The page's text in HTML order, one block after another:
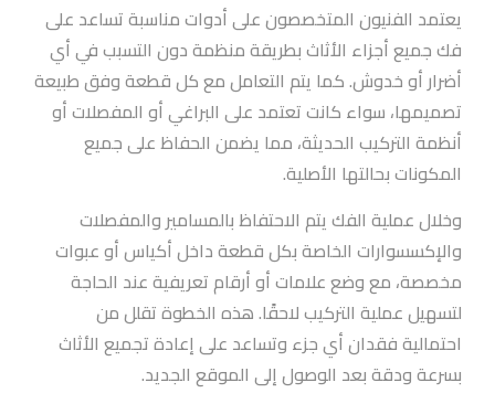
يعتمد الفنيون المتخصصون على أدوات مناسبة تساعد على
فك جميع أجزاء الأثاث بطريقة منظمة دون التسبب في أي
أضرار أو خدوش. كما يتم التعامل مع كل قطعة وفق طبيعة
تصميمها، سواء كانت تعتمد على البراغي أو المفصلات أو
أنظمة التركيب الحديثة، مما يضمن الحفاظ على جميع
المكونات بحالتها الأصلية.
وخلال عملية الفك يتم الاحتفاظ بالمسامير والمفصلات
والإكسسوارات الخاصة بكل قطعة داخل أكياس أو عبوات
مخصصة، مع وضع علامات أو أرقام تعريفية عند الحاجة
لتسهيل عملية التركيب لاحقًا. هذه الخطوة تقلل من
احتمالية فقدان أي جزء وتساعد على إعادة تجميع الأثاث
بسرعة ودقة بعد الوصول إلى الموقع الجديد.